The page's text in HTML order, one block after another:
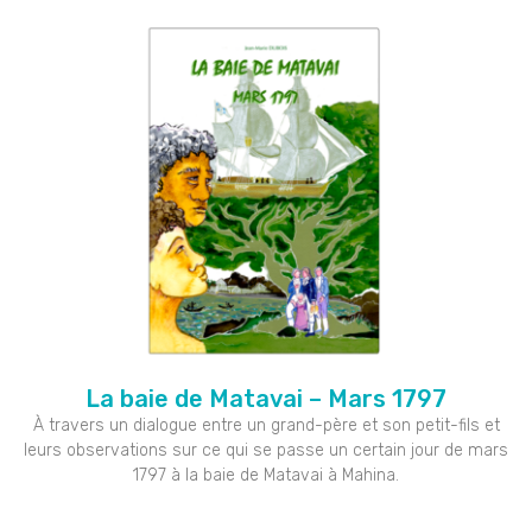
La baie de Matavai – Mars 1797
À travers un dialogue entre un grand-père et son petit-fils et
leurs observations sur ce qui se passe un certain jour de mars
1797 à la baie de Matavai à Mahina.